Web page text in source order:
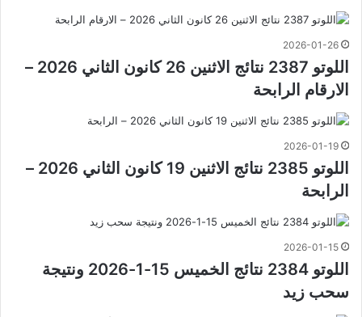
2026-01-26
اللوتو 2387 نتائج الاثنين 26 كانون الثاني 2026 –
الارقام الرابحة
2026-01-19
اللوتو 2385 نتائج الاثنين 19 كانون الثاني 2026 –
الرابحة
2026-01-15
اللوتو 2384 نتائج الخميس 15-1-2026 ونتيجة
سحب زيد